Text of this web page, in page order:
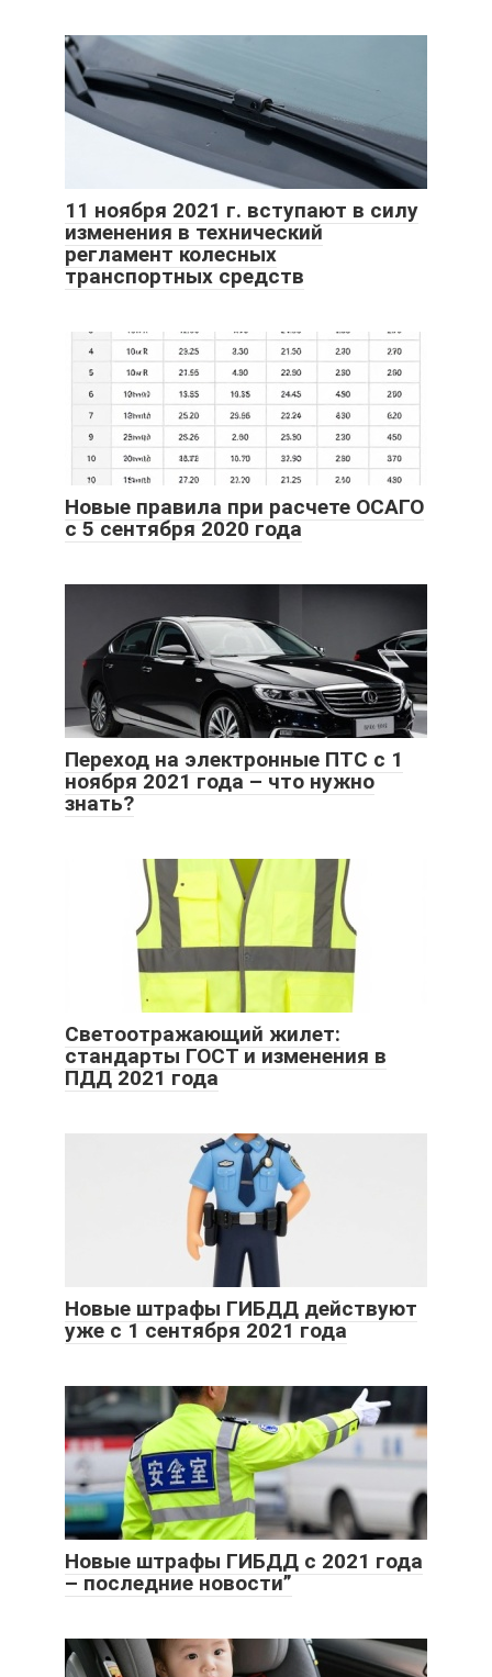
11 ноября 2021 г. вступают в силу
изменения в технический
регламент колесных
транспортных средств
Новые правила при расчете ОСАГО
с 5 сентября 2020 года
Переход на электронные ПТС с 1
ноября 2021 года – что нужно
знать?
Светоотражающий жилет:
стандарты ГОСТ и изменения в
ПДД 2021 года
Новые штрафы ГИБДД действуют
уже с 1 сентября 2021 года
Новые штрафы ГИБДД с 2021 года
– последние новости”